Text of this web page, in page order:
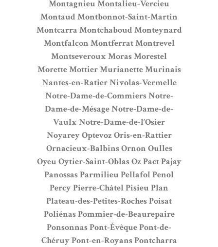
Montagnieu Montalieu-Vercieu
Montaud Montbonnot-Saint-Martin
Montcarra Montchaboud Monteynard
Montfalcon MontferratMontrevel
Montseveroux MorasMorestel
MoretteMottierMurianetteMurinais
Nantes-en-RatierNivolas-Vermelle
Notre-Dame-de-CommiersNotre-
Dame-de-MésageNotre-Dame-de-
Vaulx Notre-Dame-de-l’Osier
NoyareyOptevoz Oris-en-Rattier
Ornacieux-BalbinsOrnon Oulles
Oyeu Oytier-Saint-OblasOz PactPajay
PanossasParmilieu PellafolPenol
PercyPierre-ChâtelPisieu Plan
Plateau-des-Petites-RochesPoisat
PoliénasPommier-de-Beaurepaire
PonsonnasPont-ÉvêquePont-de-
ChéruyPont-en-RoyansPontcharra